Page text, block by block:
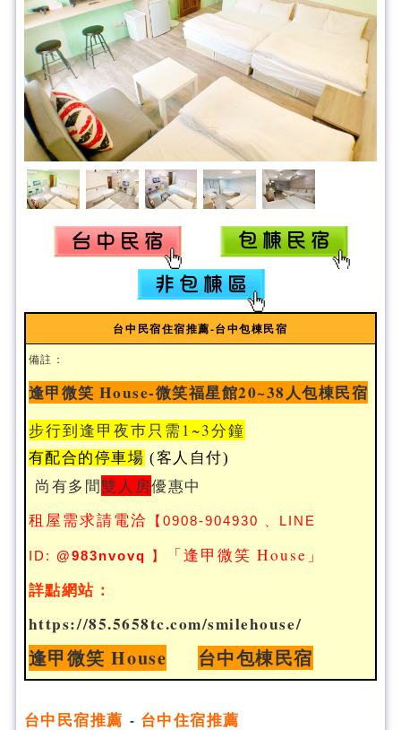
台中民宿住宿推薦-台中包棟民宿
備註：
逢甲微笑 House-微笑福星館20~38人包棟民宿
步行到逢甲夜巿只需1~3分鐘
有配合的停車場 (客人自付)
尚有多間雙人房優惠中
租屋需求請電洽
【 0908-904930 、LINE
ID: @983nvovq 】 「逢甲微笑 House」
詳點網站：
https://85.5658tc.com/smilehouse/
逢甲微笑 House 台中包棟民宿
台中民宿推薦 - 台中住宿推薦